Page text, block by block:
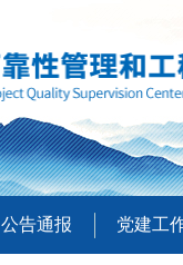
公告通报 党建工